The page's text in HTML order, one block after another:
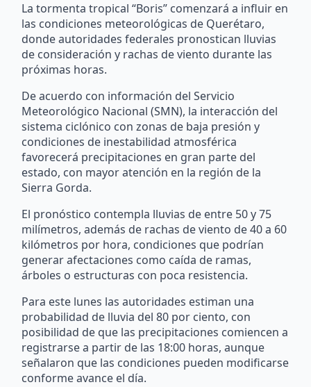
La tormenta tropical “Boris” comenzará a influir en
las condiciones meteorológicas de Querétaro,
donde autoridades federales pronostican lluvias
de consideración y rachas de viento durante las
próximas horas.
De acuerdo con información del Servicio
Meteorológico Nacional (SMN), la interacción del
sistema ciclónico con zonas de baja presión y
condiciones de inestabilidad atmosférica
favorecerá precipitaciones en gran parte del
estado, con mayor atención en la región de la
Sierra Gorda.
El pronóstico contempla lluvias de entre 50 y 75
milímetros, además de rachas de viento de 40 a 60
kilómetros por hora, condiciones que podrían
generar afectaciones como caída de ramas,
árboles o estructuras con poca resistencia.
Para este lunes las autoridades estiman una
probabilidad de lluvia del 80 por ciento, con
posibilidad de que las precipitaciones comiencen a
registrarse a partir de las 18:00 horas, aunque
señalaron que las condiciones pueden modificarse
conforme avance el día.